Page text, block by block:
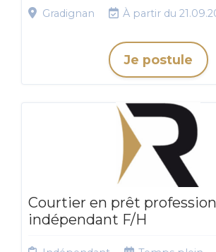
Gradignan
À partir du
Je postule
Courtier en prêt
indépendant F/H